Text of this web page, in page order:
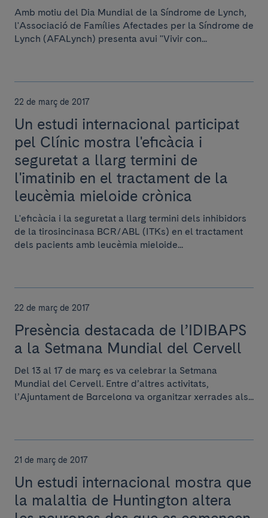
Amb motiu del Dia Mundial de la Síndrome de Lynch,
l'Associació de Famílies Afectades per la Síndrome de
Lynch (AFALynch) presenta avui "Vivir con...
22 de març de 2017
Un estudi internacional participat
pel Clínic mostra l'eficàcia i
seguretat a llarg termini de
l'imatinib en el tractament de la
leucèmia mieloide crònica
L'eficàcia i la seguretat a llarg termini dels inhibidors
de la tirosincinasa BCR/ABL (ITKs) en el tractament
dels pacients amb leucèmia mieloide...
22 de març de 2017
Presència destacada de l’IDIBAPS
a la Setmana Mundial del Cervell
Del 13 al 17 de març es va celebrar la Setmana
Mundial del Cervell. Entre d’altres activitats,
l’Ajuntament de Barcelona va organitzar xerrades als...
21 de març de 2017
Un estudi internacional mostra que
la malaltia de Huntington altera